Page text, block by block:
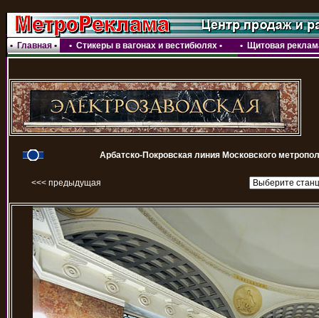
•Главная• • Стикеры в вагонах и вестибюлях • • Щитовая
Арбатско-Покровская линия Московского
<<< предыдущая